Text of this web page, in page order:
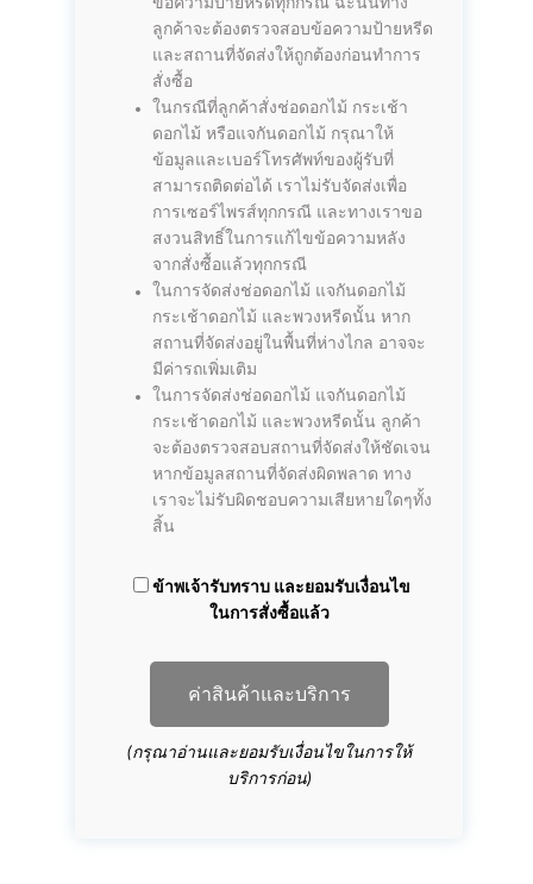
ลูกค้าจะต้องตรวจสอบข้อความป้ายหรีด
และสถานที่จัดส่งให้ถูกต้องก่อนทำการ
สั่งซื้อ
ในกรณีที่ลูกค้าสั่งช่อดอกไม้ กระเช้า
ดอกไม้ หรือแจกันดอกไม้ กรุณาให้
ข้อมูลและเบอร์โทรศัพท์ของผู้รับที่
สามารถติดต่อได้ เราไม่รับจัดส่งเพื่อ
การเซอร์ไพรส์ทุกกรณี และทางเราขอ
สงวนสิทธิ์ในการแก้ไขข้อความหลัง
จากสั่งซื้อแล้วทุกกรณี
ในการจัดส่งช่อดอกไม้ แจกันดอกไม้
กระเช้าดอกไม้ และพวงหรีดนั้น หาก
สถานที่จัดส่งอยู่ในพื้นที่ห่างไกล อาจจะ
มีค่ารถเพิ่มเติม
ในการจัดส่งช่อดอกไม้ แจกันดอกไม้
กระเช้าดอกไม้ และพวงหรีดนั้น ลูกค้า
จะต้องตรวจสอบสถานที่จัดส่งให้ชัดเจน
หากข้อมูลสถานที่จัดส่งผิดพลาด ทาง
เราจะไม่รับผิดชอบความเสียหายใดๆทั้ง
สิ้น
ข้าพเจ้ารับทราบ และยอมรับเงื่อนไข
ในการสั่งซื้อแล้ว
ค่าสินค้าและบริการ
(กรุณาอ่านและยอมรับเงื่อนไขในการให้
บริการก่อน)